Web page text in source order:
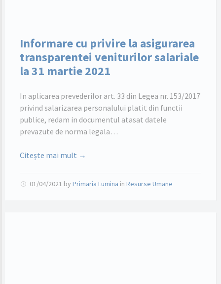
Informare cu privire la asigurarea
transparentei veniturilor salariale
la 31 martie 2021
In aplicarea prevederilor art. 33 din Legea nr. 153/2017
privind salarizarea personalului platit din functii
publice, redam in documentul atasat datele
prevazute de norma legala…
Citește mai mult →
01/04/2021 by Primaria Lumina in Resurse Umane